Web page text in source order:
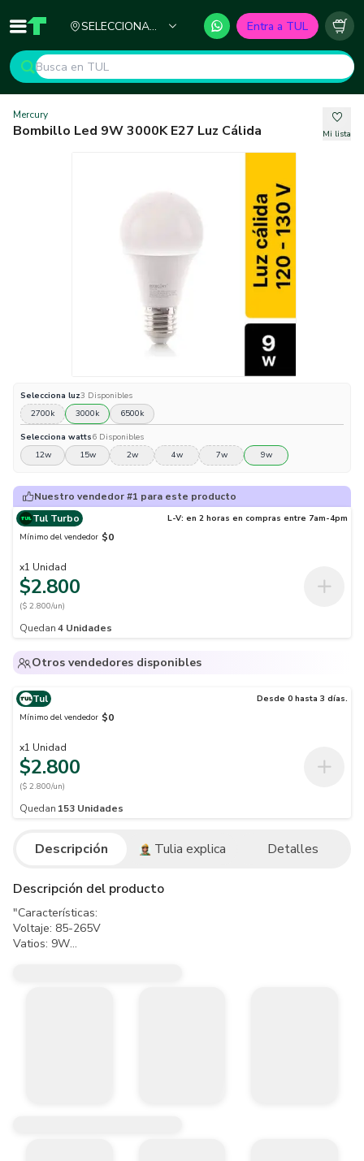
Inicio TUL - Tu Marketplace de Construcción
SELECCIONA
Entra a TUL
Mercury
Bombillo Led 9W 3000K E27 Luz Cálida Mi lista
Selecciona luz3 Disponibles
2700k
3000k 6500k
Selecciona watts6 Disponibles
12w
15w 2w 4w 7w 9w
Nuestro vendedor #1 para este producto
Tul Turbo
L-V: en 2 horas en compras entre 7am-4pm
Mínimo del vendedor $0
x1 Unidad
$2.800
($ 2.800/un)
Quedan4 Unidades
Otros vendedores disponibles
Tul
Desde 0 hasta 3 días.
Mínimo del vendedor $0
x1 Unidad
$2.800
($ 2.800/un)
Quedan 153 Unidades
Descripción Tulia explica Detalles
Descripción del producto
"Características:
Voltaje: 85-265V
Vatios: 9W